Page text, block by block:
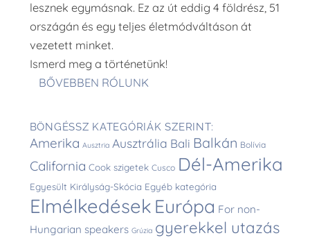
lesznek egymásnak. Ez az út eddig 4 földrész, 51
országán és egy teljes életmódváltáson át
vezetett minket.
Ismerd meg a történetünk!
BŐVEBBEN RÓLUNK
BÖNGÉSSZ KATEGÓRIÁK SZERINT:
Amerika Ausztria Ausztrália Bali Balkán Bolívia
California Cook szigetek Cusco Dél-Amerika
Egyesült Királyság-Skócia Egyéb kategória
Elmélkedések Európa For non-
Hungarian speakers Grúzia gyerekkel utazás